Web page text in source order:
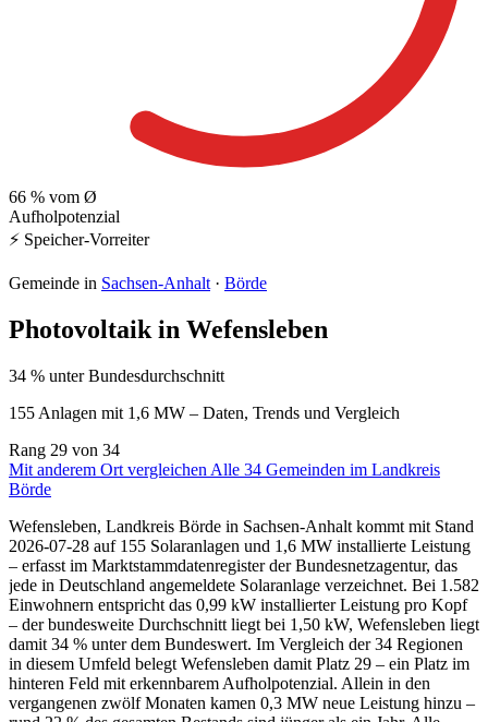
66 % vom Ø
Aufholpotenzial
⚡ Speicher-Vorreiter
Gemeinde in Sachsen-Anhalt · Börde
Photovoltaik in Wefensleben
34 % unter Bundesdurchschnitt
155 Anlagen mit 1,6 MW – Daten, Trends und Vergleich
Rang 29 von 34
Mit anderem Ort vergleichen Alle 34 Gemeinden im Landkreis
Börde
Wefensleben, Landkreis Börde in Sachsen-Anhalt kommt mit Stand
2026-07-28 auf 155 Solaranlagen und 1,6 MW installierte Leistung
– erfasst im Marktstammdatenregister der Bundesnetzagentur, das
jede in Deutschland angemeldete Solaranlage verzeichnet. Bei 1.582
Einwohnern entspricht das 0,99 kW installierter Leistung pro Kopf
– der bundesweite Durchschnitt liegt bei 1,50 kW, Wefensleben liegt
damit 34 % unter dem Bundeswert. Im Vergleich der 34 Regionen
in diesem Umfeld belegt Wefensleben damit Platz 29 – ein Platz im
hinteren Feld mit erkennbarem Aufholpotenzial. Allein in den
vergangenen zwölf Monaten kamen 0,3 MW neue Leistung hinzu –